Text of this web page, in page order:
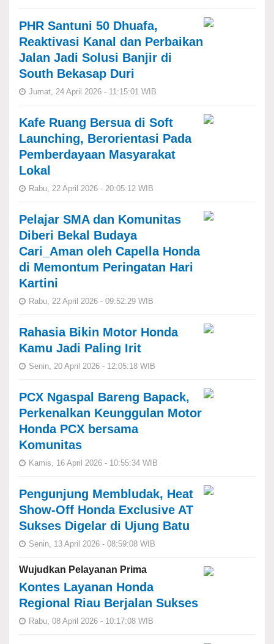
PHR Santuni 50 Dhuafa,
Reaktivasi Kanal dan Perbaikan
Jalan Jadi Solusi Banjir di
South Bekasap Duri
Jumat, 24 April 2026 - 11:15:01 WIB
Kafe Ruang Bersua di Soft
Launching, Berorientasi Pada
Pemberdayaan Masyarakat
Lokal
Rabu, 22 April 2026 - 20:05:12 WIB
Pelajar SMA dan Komunitas
Diberi Bekal Budaya
Cari_Aman oleh Capella Honda
di Memontum Peringatan Hari
Kartini
Rabu, 22 April 2026 - 09:52:29 WIB
Rahasia Bikin Motor Honda
Kamu Jadi Paling Irit
Senin, 20 April 2026 - 12:05:18 WIB
PCX Ngaspal Bareng Bapack,
Perkenalkan Keunggulan Motor
Honda PCX bersama
Komunitas
Kamis, 16 April 2026 - 10:55:34 WIB
Pengunjung Membludak, Heat
Show-Off Honda Exclusive AT
Sukses Digelar di Ujung Batu
Senin, 13 April 2026 - 08:59:08 WIB
Wujudkan Pelayanan Prima
Kontes Layanan Honda
Regional Riau Berjalan Sukses
Rabu, 08 April 2026 - 10:17:08 WIB